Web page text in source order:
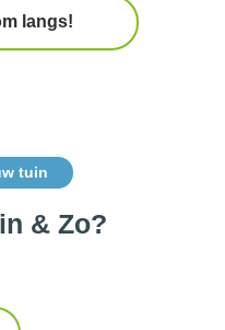
langs!
tuin
& Zo?